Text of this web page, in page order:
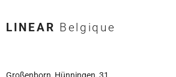
LINEAR Belgique